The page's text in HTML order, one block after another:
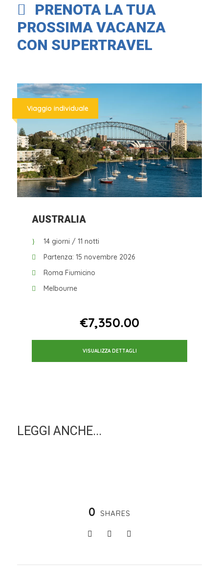
PRENOTA LA TUA
PROSSIMA VACANZA
CON SUPERTRAVEL
Viaggio individuale
AUSTRALIA
14 giorni / 11 notti
Partenza: 15 novembre 2026
Roma Fiumicino
Melbourne
€7,350.00
VISUALIZZA DETTAGLI
LEGGI ANCHE...
0 SHARES